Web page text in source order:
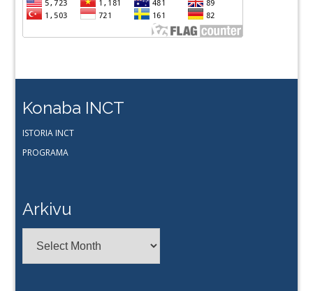
Konaba INCT
ISTORIA INCT
PROGRAMA
Arkivu